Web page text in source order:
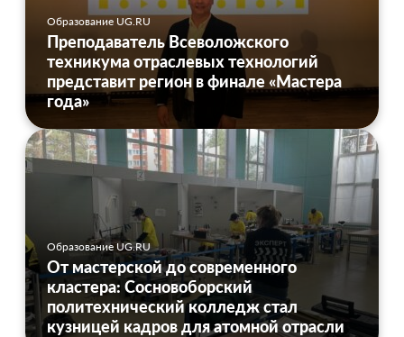
Образование UG.RU
Преподаватель Всеволожского
техникума отраслевых технологий
представит регион в финале «Мастера
года»
Образование UG.RU
От мастерской до современного
кластера: Сосновоборский
политехнический колледж стал
кузницей кадров для атомной отрасли